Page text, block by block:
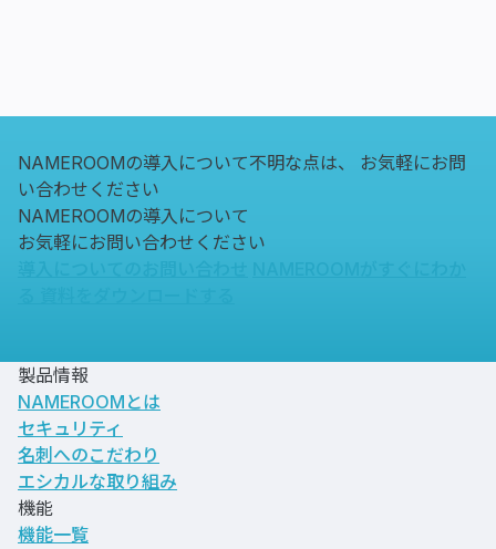
NAMEROOMの導入について不明な点は、
お気軽にお問
い合わせください
NAMEROOMの導入について
お気軽にお問い合わせください
製品情報
NAMEROOMとは
セキュリティ
名刺へのこだわり
エシカルな取り組み
機能
機能一覧